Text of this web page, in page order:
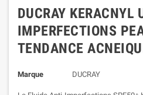
DUCRAY KERACNYL
IMPERFECTIONS
TENDANCE
Marque DUCRAY